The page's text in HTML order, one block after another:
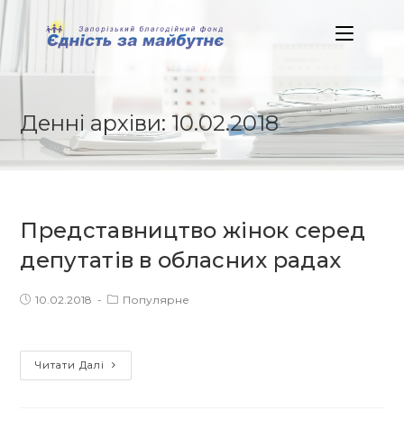
Skip
to
content
Денні архіви: 10.02.2018
Представництво жінок серед
депутатів в обласних радах
Post10.02.2018
PostПопулярне
Читати Далі
жінок